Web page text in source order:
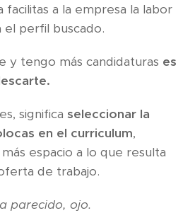
a la empresa la labor
perfil buscado.
y tengo más candidaturas es
significa seleccionar la
en el curriculum,
espacio a lo que resulta
de trabajo.
parecido, ojo.